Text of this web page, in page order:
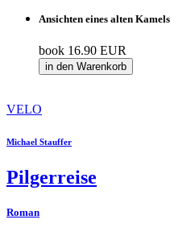
Ansichten eines alten Kamels
book 16.90 EUR
in den Warenkorb
VELO
Michael Stauffer
Pilgerreise
Roman